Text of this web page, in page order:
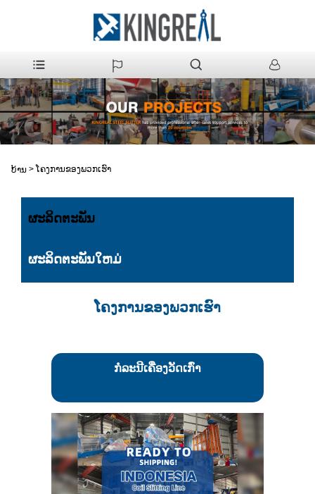
ບ້ານ > ໂຄງການຂອງພວກເຮົາ
ຜະລິດຕະພັນ
ຜະລິດຕະພັນໃຫມ່
ໂຄງການຂອງພວກເຮົາ
ກໍລະນີເຄື່ອງວັດເກົ່າ